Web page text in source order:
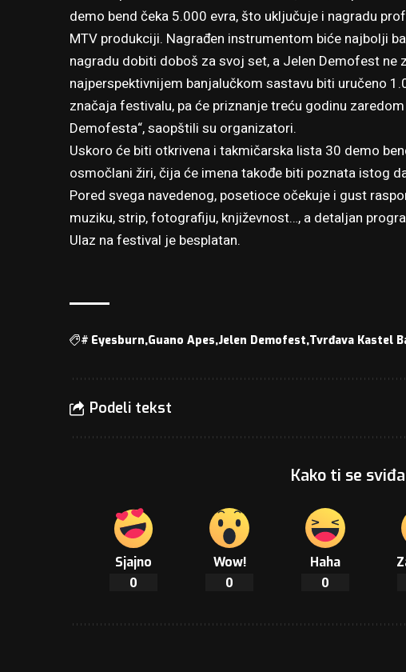
demo bend čeka 5.000 evra, što uključuje i nagradu
MTV produkciji. Nagrađen instrumentom biće najbolji
nagradu dobiti doboš za svoj set, a Jelen Demofest ne
najperspektivnijem banjalučkom sastavu biti uručeno
značaja festivalu, pa će priznanje treću godinu
Demofesta“, saopštili su organizatori.
Uskoro će biti otkrivena i takmičarska lista 30 demo
osmočlani žiri, čija će imena takođe biti poznata istog
Pored svega navedenog, posetioce očekuje i gust
muziku, strip, fotografiju, književnost…, a detaljan
Ulaz na festival je besplatan.
# Eyesburn Guano Apes Jelen Demofest Tvrđava Kastel
Podeli tekst
Kako ti se
Sjajno
0
Wow!
0
Haha
0